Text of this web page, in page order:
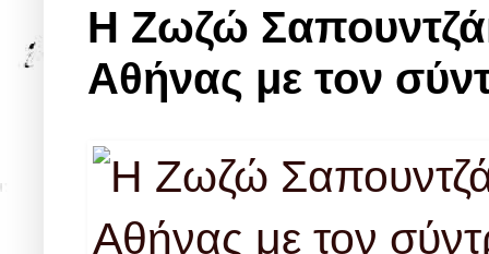
Η Ζωζώ
Αθήνας με τον